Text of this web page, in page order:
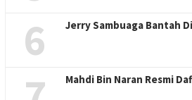
6 Jerry Sambuaga Bantah
Mahdi Bin Naran Resmi